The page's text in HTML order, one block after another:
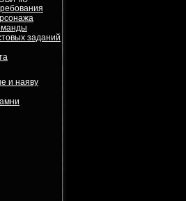
заданий
и наяву